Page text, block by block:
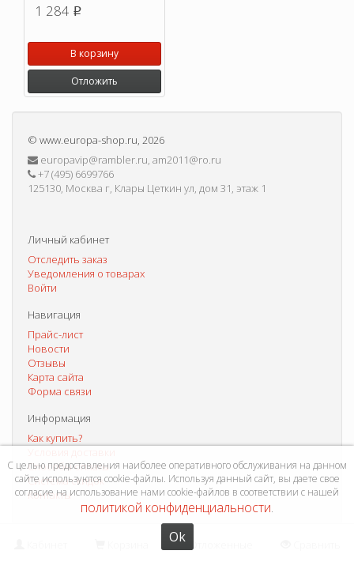
1 284 p
В корзину
Отложить
© www.europa-shop.ru, 2026
europavip@rambler.ru, am2011@ro.ru
+7 (495) 6699766
125130, Москва г, Клары Цеткин ул, дом 31, этаж 1
Личный кабинет
Отследить заказ
Уведомления о товарах
Войти
Навигация
Прайс-лист
Новости
Отзывы
Карта сайта
Форма связи
Информация
Как купить?
Способы оплаты
Система скидок
Контакты
С целью предоставления наиболее оперативного обслуживания на данном
сайте используются cookie-файлы. Используя данный сайт, вы даете свое
согласие на использование нами cookie-файлов в соответствии с нашей
политикой конфиденциальности.
Ok